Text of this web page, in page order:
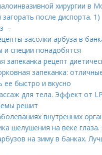
хирургии в
после диспорта.
–
засолки арбуза в
и специи понадобятся
запеканка рецепт
запеканка:
ее быстро и вкусно
для тела. Эффект от
решит
внутренних
шелушения на веке
на зиму в банках.